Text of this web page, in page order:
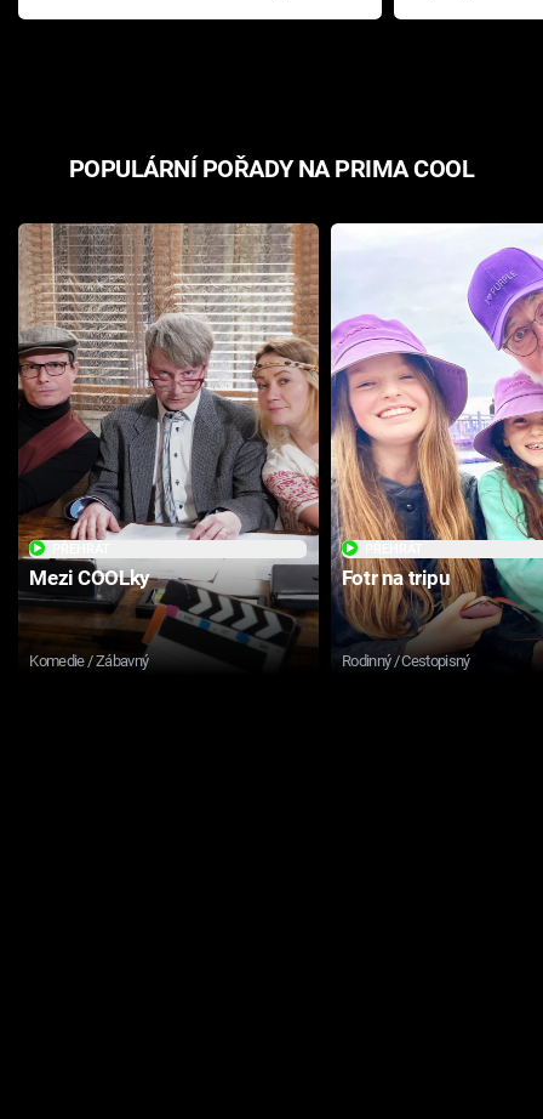
Pottera přišla s ráznou
přichází s
POPULÁRNÍ POŘADY NA PRIMA COOL
Mezi COOLky
Komedie / Zábavný
Fotr na tripu
Rodinný / Cestopisný